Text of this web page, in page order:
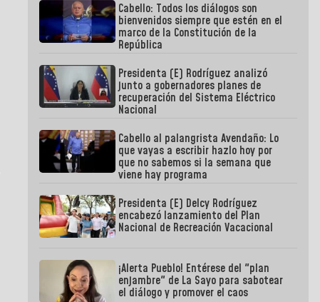
Cabello: Todos los diálogos son
bienvenidos siempre que estén en el
marco de la Constitución de la
República
Presidenta (E) Rodríguez analizó
junto a gobernadores planes de
recuperación del Sistema Eléctrico
Nacional
Cabello al palangrista Avendaño: Lo
que vayas a escribir hazlo hoy por
que no sabemos si la semana que
viene hay programa
Presidenta (E) Delcy Rodríguez
encabezó lanzamiento del Plan
Nacional de Recreación Vacacional
¡Alerta Pueblo! Entérese del "plan
enjambre" de La Sayo para sabotear
el diálogo y promover el caos